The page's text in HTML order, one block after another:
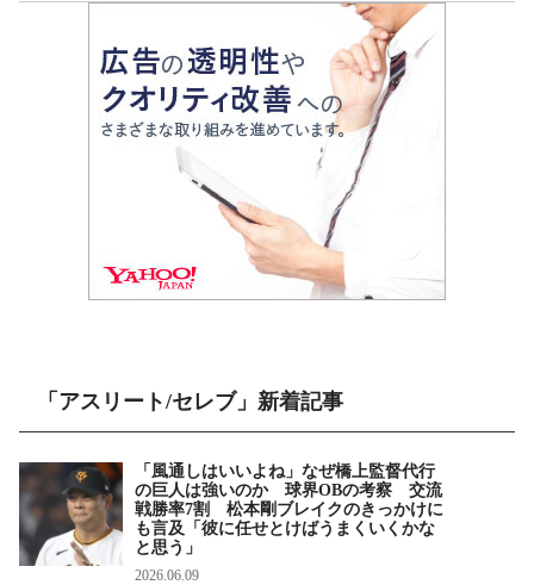
「アスリート/セレブ」新着記事
「風通しはいいよね」なぜ橋上監督代行
の巨人は強いのか 球界OBの考察 交流
戦勝率7割 松本剛ブレイクのきっかけに
も言及「彼に任せとけばうまくいくかな
と思う」
2026.06.09